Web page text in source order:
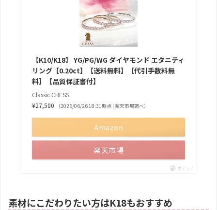
【K10/K18】 YG/PG/WG ダイヤモンド エタニティ
リング【0.20ct】【送料無料】【代引手数料無
料】【品質保証書付】
Classic CHESS
¥27,500
（2026/06/26 18:31時点 | 楽天市場調べ）
Amazon
楽天市場
ポチップ
素材にこだわりたい方はK18もおすすめ